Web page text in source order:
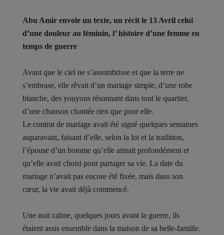
Abu Amir envoie un texte, un récit le 13 Avril celui
d’une douleur au féminin, l’ histoire d’une femme en
temps de guerre
Avant que le ciel ne s’assombrisse et que la terre ne
s’embrase, elle rêvait d’un mariage simple, d’une robe
blanche, des youyous résonnant dans tout le quartier,
d’une chanson chantée rien que pour elle.
Le contrat de mariage avait été signé quelques semaines
auparavant, faisant d’elle, selon la loi et la tradition,
l’épouse d’un homme qu’elle aimait profondément et
qu’elle avait choisi pour partager sa vie. La date du
mariage n’avait pas encore été fixée, mais dans son
cœur, la vie avait déjà commencé.
Une nuit calme, quelques jours avant la guerre, ils
étaient assis ensemble dans la maison de sa belle-famille.